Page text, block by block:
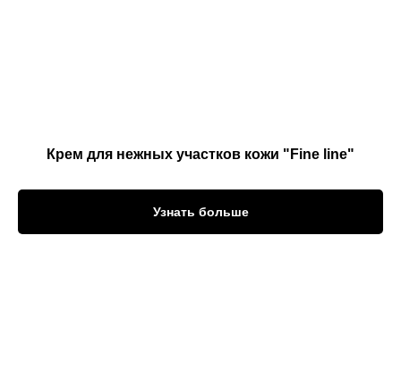
Крем для нежных участков кожи "Fine line"
Узнать больше